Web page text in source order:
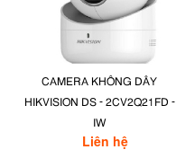
CAMERA KHÔNG DÂY
HIKVISION DS - 2CV2Q21FD -
IW
Liên hệ